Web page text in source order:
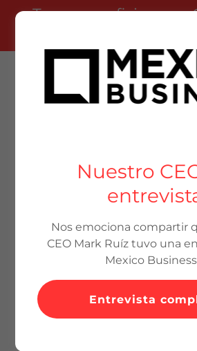
Tenemos oficinas en
Nuestro
Nos emociona compartir
CEO Mark Ruíz tuvo una
Mexico
Entrevista